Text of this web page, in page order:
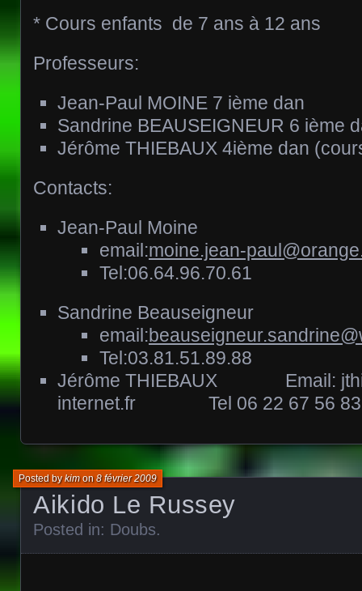
* Cours enfants de 7 ans à 12 ans
Professeurs:
Jean-Paul MOINE 7 ième dan
Sandrine BEAUSEIGNEUR 6 ième
Jérôme THIEBAUX 4ième dan
Contacts:
Jean-Paul Moine
email:moine.jean-
Tel:06.64.96.70.61
Sandrine Beauseigneur
email:
Tel:03.81.51.89.88
Jérôme THIEBAUX Email:
internet.fr Tel 06 22 67 56 83
Aikido Le Russey
Posted bykimon8 février 2009
Posted in: Doubs.